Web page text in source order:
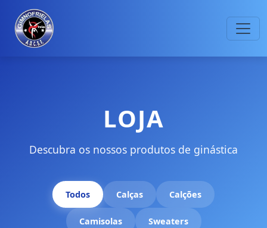
LOJA
Descubra os nossos produtos de ginástica
Todos Calças Calções
Camisolas Sweaters